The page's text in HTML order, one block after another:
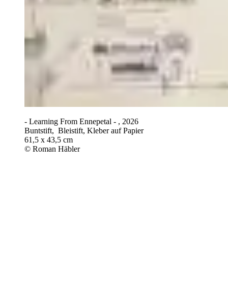
- Learning From Ennepetal - , 2026
Buntstift, Bleistift, Kleber auf Papier
61,5 x 43,5 cm
© Roman Häbler